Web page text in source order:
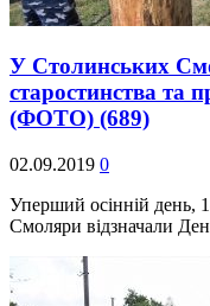
У Столинських
старостинства та
(ФОТО) (689)
02.09.2019 0
Уперший осінній день,
Смоляри відзначали